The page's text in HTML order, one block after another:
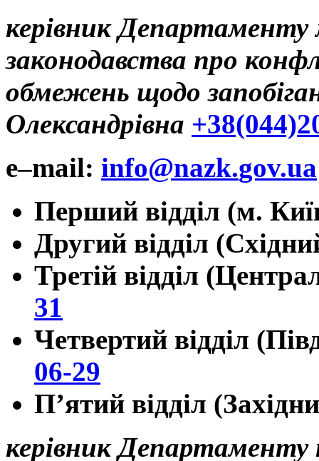
керівник
законодавства про
обмежень щодо
Олександрівна
e–mail: info@nazk.gov.ua
Перший відділ (м.
Другий відділ
Третій відділ
31
Четвертий відділ
06-29
П’ятий відділ
керівник Департаменту